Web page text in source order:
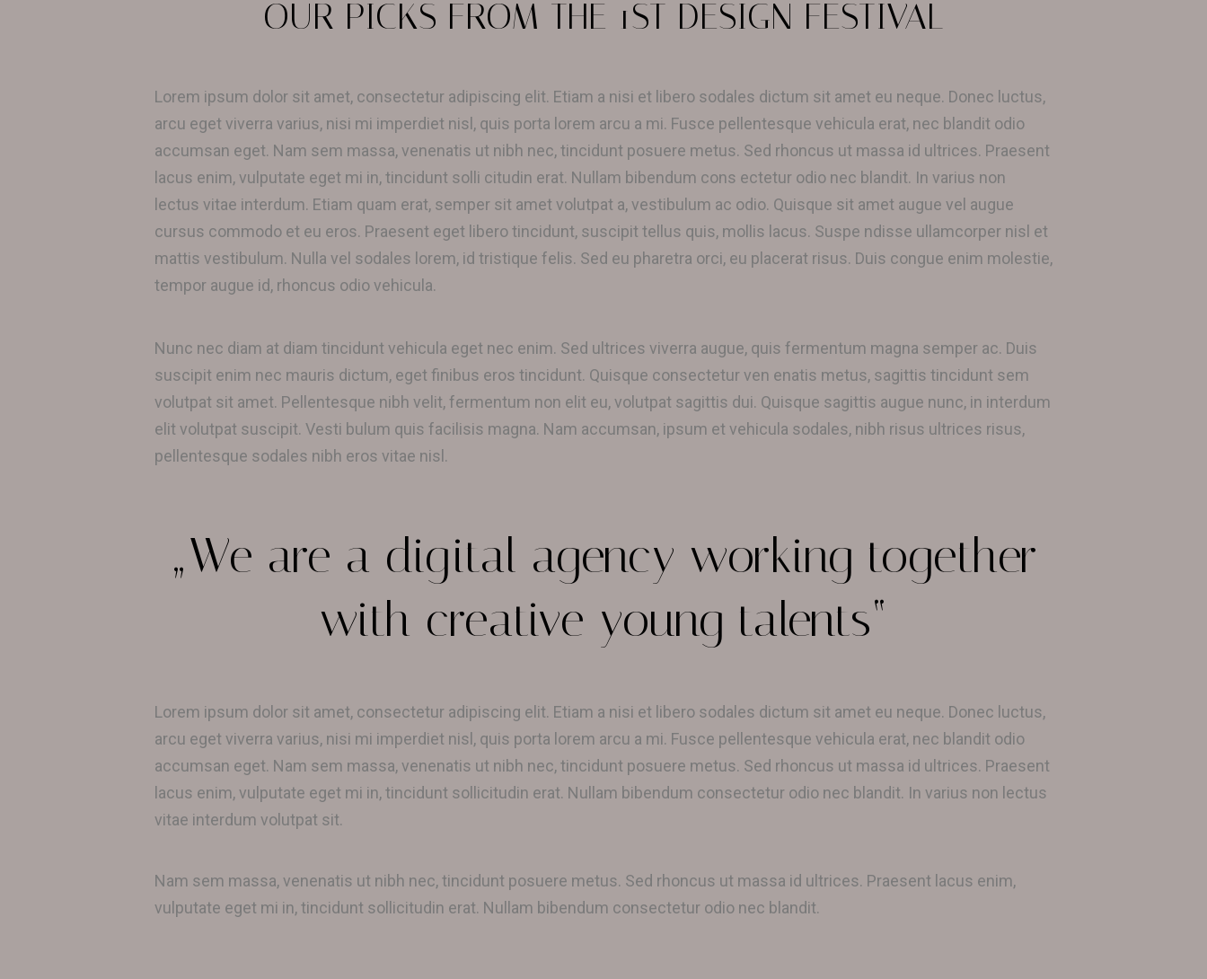
OUR PICKS FROM THE 1ST DESIGN FESTIVAL
Lorem ipsum dolor sit amet, consectetur adipiscing elit. Etiam a nisi et libero sodales dictum sit amet eu neque. Donec luctus,
arcu eget viverra varius, nisi mi imperdiet nisl, quis porta lorem arcu a mi. Fusce pellentesque vehicula erat, nec blandit odio
accumsan eget. Nam sem massa, venenatis ut nibh nec, tincidunt posuere metus. Sed rhoncus ut massa id ultrices. Praesent
lacus enim, vulputate eget mi in, tincidunt solli citudin erat. Nullam bibendum cons ectetur odio nec blandit. In varius non
lectus vitae interdum. Etiam quam erat, semper sit amet volutpat a, vestibulum ac odio. Quisque sit amet augue vel augue
cursus commodo et eu eros. Praesent eget libero tincidunt, suscipit tellus quis, mollis lacus. Suspe ndisse ullamcorper nisl et
mattis vestibulum. Nulla vel sodales lorem, id tristique felis. Sed eu pharetra orci, eu placerat risus. Duis congue enim molestie,
tempor augue id, rhoncus odio vehicula.
Nunc nec diam at diam tincidunt vehicula eget nec enim. Sed ultrices viverra augue, quis fermentum magna semper ac. Duis
suscipit enim nec mauris dictum, eget finibus eros tincidunt. Quisque consectetur ven enatis metus, sagittis tincidunt sem
volutpat sit amet. Pellentesque nibh velit, fermentum non elit eu, volutpat sagittis dui. Quisque sagittis augue nunc, in interdum
elit volutpat suscipit. Vesti bulum quis facilisis magna. Nam accumsan, ipsum et vehicula sodales, nibh risus ultrices risus,
pellentesque sodales nibh eros vitae nisl.
„We are a digital agency working together
with creative young talents“
Lorem ipsum dolor sit amet, consectetur adipiscing elit. Etiam a nisi et libero sodales dictum sit amet eu neque. Donec luctus,
arcu eget viverra varius, nisi mi imperdiet nisl, quis porta lorem arcu a mi. Fusce pellentesque vehicula erat, nec blandit odio
accumsan eget. Nam sem massa, venenatis ut nibh nec, tincidunt posuere metus. Sed rhoncus ut massa id ultrices. Praesent
lacus enim, vulputate eget mi in, tincidunt sollicitudin erat. Nullam bibendum consectetur odio nec blandit. In varius non lectus
vitae interdum volutpat sit.
Nam sem massa, venenatis ut nibh nec, tincidunt posuere metus. Sed rhoncus ut massa id ultrices. Praesent lacus enim,
vulputate eget mi in, tincidunt sollicitudin erat. Nullam bibendum consectetur odio nec blandit.